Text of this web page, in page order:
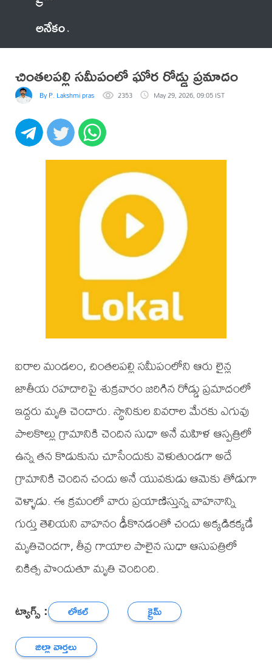
అనేకం
చింతలపల్లి సమీపంలో ఘోర రోడ్డు ప్రమాదం
By P. Lakshmi prasad 2353 May 29, 2026, 09:05 IST
ఐరాల మండలం, చింతలపల్లి సమీపంలోని ఆరు లైన్ల
జాతీయ రహదారిపై శుక్రవారం జరిగిన రోడ్డు ప్రమాదంలో
ఇద్దరు మృతి చెందారు. స్థానికుల వివరాల మేరకు ఎగువు
పాలకొల్లు గ్రామానికి చెందిన సుధా అనే మహిళ ఆస్పత్రిలో
ఉన్న తన కొడుకును చూసేందుకు వెళుతుండగా అదే
గ్రామానికి చెందిన చందు అనే యువకుడు ఆమెకు తోడుగా
వెళ్ళాడు. ఈ క్రమంలో వారు ప్రయాణిస్తున్న వాహనాన్ని
గుర్తు తెలియని వాహనం ఢీకొనడంతో చందు అక్కడికక్కడే
మృతిచెందగా, తీవ్ర గాయాల పాలైన సుధా ఆసుపత్రిలో
చికిత్స పొందుతూ మృతి చెందింది.
ట్యాగ్స్ : లోకల్
క్రైమ్
జిల్లా వార్తలు